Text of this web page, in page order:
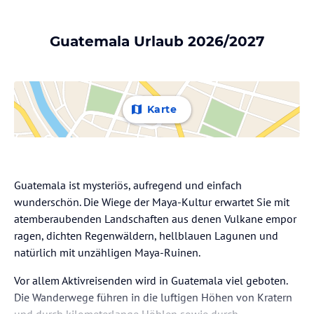
Guatemala Urlaub 2026/2027
Karte
Guatemala ist mysteriös, aufregend und einfach
wunderschön. Die Wiege der Maya-Kultur erwartet Sie mit
atemberaubenden Landschaften aus denen Vulkane empor
ragen, dichten Regenwäldern, hellblauen Lagunen und
natürlich mit unzähligen Maya-Ruinen.
Vor allem Aktivreisenden wird in Guatemala viel geboten.
Die Wanderwege führen in die luftigen Höhen von Kratern